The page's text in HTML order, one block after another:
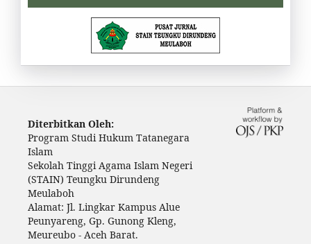
Diterbitkan Oleh:
Program Studi Hukum Tatanegara
Islam
Sekolah Tinggi Agama Islam Negeri
(STAIN) Teungku Dirundeng
Meulaboh
Alamat: Jl. Lingkar Kampus Alue
Peunyareng, Gp. Gunong Kleng,
Meureubo - Aceh Barat.